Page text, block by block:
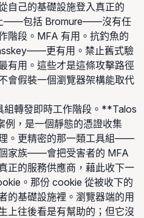
自己的基礎設施登入真正的
——包括 Bromure——沒有任
階段。MFA 有用。抗釣魚的
更有用。禁止舊式驗
有用。這些才是這條攻擊路徑
會假裝一個瀏覽器架構能取代
轉發即時工作階段。**Talos
例，是一個靜態的憑證收集
。更精密的那一類工具組——
家族——會把受害者的 MFA
正的服務供應商，藉此收下一
。那份 cookie 從被收下的
的基礎設施裡。瀏覽器端的用
上往後看是有幫助的；但它沒